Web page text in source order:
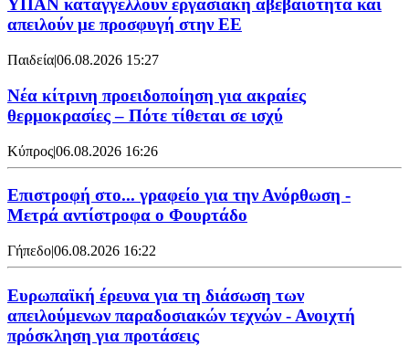
ΥΠΑΝ καταγγέλλουν εργασιακή αβεβαιότητα και
απειλούν με προσφυγή στην ΕΕ
Παιδεία|06.08.2026 15:27
Νέα κίτρινη προειδοποίηση για ακραίες
θερμοκρασίες – Πότε τίθεται σε ισχύ
Κύπρος|06.08.2026 16:26
Επιστροφή στο... γραφείο για την Ανόρθωση -
Μετρά αντίστροφα ο Φουρτάδο
Γήπεδο|06.08.2026 16:22
Ευρωπαϊκή έρευνα για τη διάσωση των
απειλούμενων παραδοσιακών τεχνών - Ανοιχτή
πρόσκληση για προτάσεις